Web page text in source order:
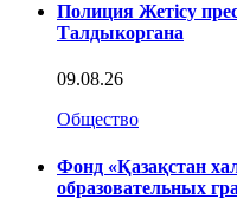
Полиция Жетісу
Талдыкоргана
09.08.26
Общество
Фонд «Қазақстан
образовательных